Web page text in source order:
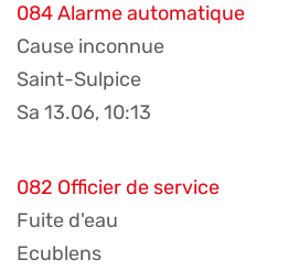
084 Alarme automatique
Cause inconnue
Saint-Sulpice
Sa 13.06, 10:13
082 Officier de service
Fuite d'eau
Ecublens